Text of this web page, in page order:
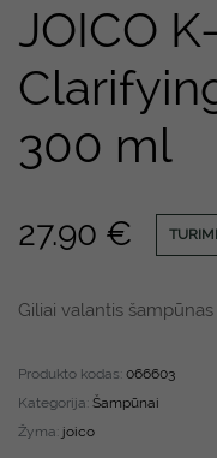
JOICO
300 ml
27.90 €
Giliai valantis
Produkto kodas: 066603
Kategorija: Šampūnai
Žyma: joico